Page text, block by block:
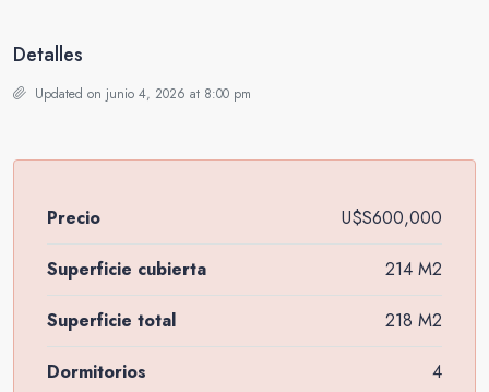
Detalles
Updated on junio 4, 2026 at 8:00 pm
Precio U$S600,000
Superficie cubierta 214 M2
Superficie total 218 M2
Dormitorios 4